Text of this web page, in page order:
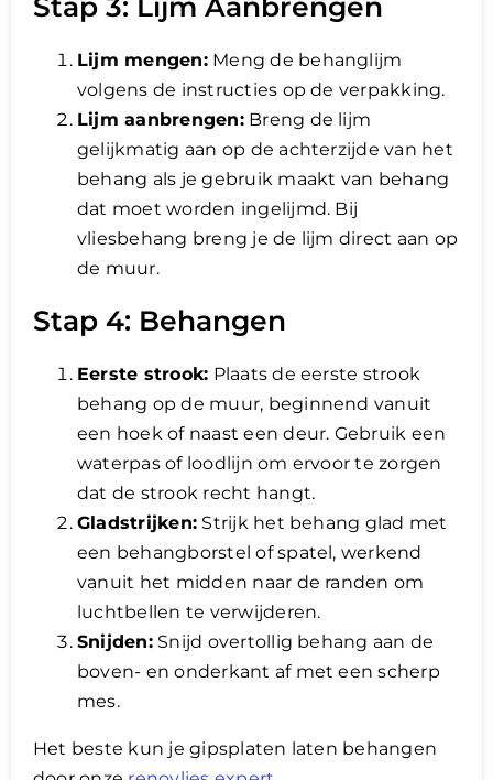
Lijm mengen:Meng de behanglijm
volgens de instructies op de verpakking.
Lijm aanbrengen:Breng de lijm
gelijkmatig aan op de achterzijde van het
behang als je gebruik maakt van behang
dat moet worden ingelijmd. Bij
vliesbehang breng je de lijm direct aan op
de muur.
Stap 4: Behangen
Eerste strook: Plaats de eerste strook
behang op de muur, beginnend vanuit
een hoek of naast een deur. Gebruik een
waterpas of loodlijn om ervoor te zorgen
dat de strook recht hangt.
Gladstrijken: Strijk het behang glad met
een behangborstel of spatel, werkend
vanuit het midden naar de randen om
luchtbellen te verwijderen.
Snijden:Snijd overtollig behang aan de
boven- en onderkant af met een scherp
mes.
Het beste kun je gipsplaten laten behangen